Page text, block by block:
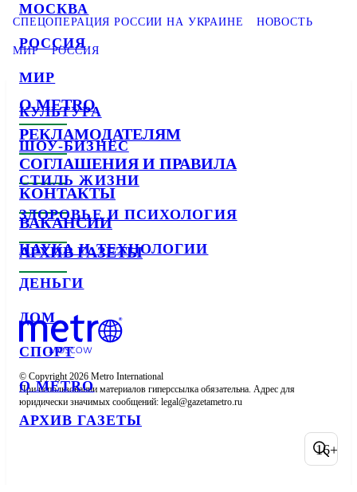
МОСКВА
РОССИЯ
МИР
КУЛЬТУРА
ШОУ-БИЗНЕС
СТИЛЬ ЖИЗНИ
ЗДОРОВЬЕ И ПСИХОЛОГИЯ
НАУКА И ТЕХНОЛОГИИ
ДЕНЬГИ
ДОМ
СПОРТ
О METRO
АРХИВ ГАЗЕТЫ
СПЕЦОПЕРАЦИЯ РОССИИ НА УКРАИНЕ НОВОСТЬ
МИР РОССИЯ
О METRO
РЕКЛАМОДАТЕЛЯМ
СОГЛАШЕНИЯ И ПРАВИЛА
КОНТАКТЫ
ВАКАНСИИ
АРХИВ ГАЗЕТЫ
© Copyright 2026 Metro International
При использовании материалов гиперссылка обязательна. Адрес для
юридически значимых сообщений:
16+